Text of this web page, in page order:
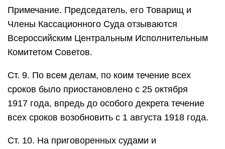
Примечание. Председатель, его Товарищ и
Члены Кассационного Суда отзываются
Всероссийским Центральным Исполнительным
Комитетом Советов.
Ст. 9. По всем делам, по коим течение всех
сроков было приостановлено с 25 октября
1917 года, впредь до особого декрета течение
всех сроков возобновить с 1 августа 1918 года.
Ст. 10. На приговоренных судами и